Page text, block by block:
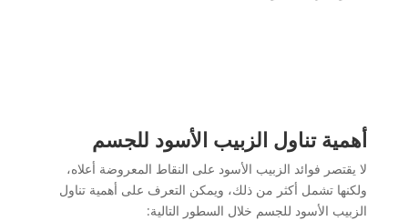
أهمية تناول الزبيب الأسود للجسم
لا يقتصر فوائد الزبيب الأسود على النقاط المعروضة أعلاه،
ولكنها تشمل أكثر من ذلك، ويمكن التعرف على أهمية تناول
الزبيب الأسود للجسم خلال السطور التالية: